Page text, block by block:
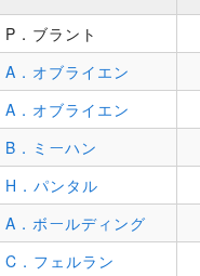
P．ブラント
A．オブライエン
A．オブライエン
B．ミーハン
H．パンタル
A．ボールディング
C．フェルラン